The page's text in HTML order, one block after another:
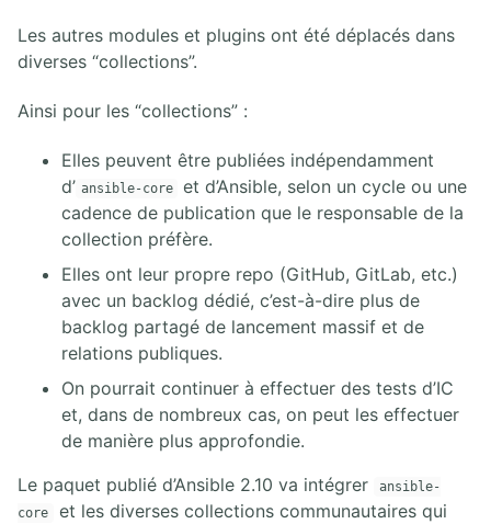
Les autres modules et plugins ont été déplacés dans
diverses “collections”.
Ainsi pour les “collections” :
Elles peuvent être publiées indépendamment
d’ ansible-core
et d’Ansible, selon un cycle ou une
cadence de publication que le responsable de la
collection préfère.
Elles ont leur propre repo (GitHub, GitLab, etc.)
avec un backlog dédié, c’est-à-dire plus de
backlog partagé de lancement massif et de
relations publiques.
On pourrait continuer à effectuer des tests d’IC
et, dans de nombreux cas, on peut les effectuer
de manière plus approfondie.
Le paquet publié d’Ansible 2.10 va intégrer
ansible-
core
et les diverses collections communautaires qui